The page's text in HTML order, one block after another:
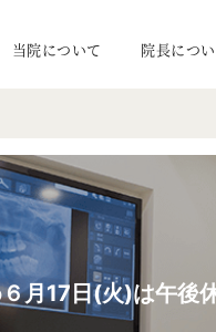
当院について 院長につ
月17日(火)は午後